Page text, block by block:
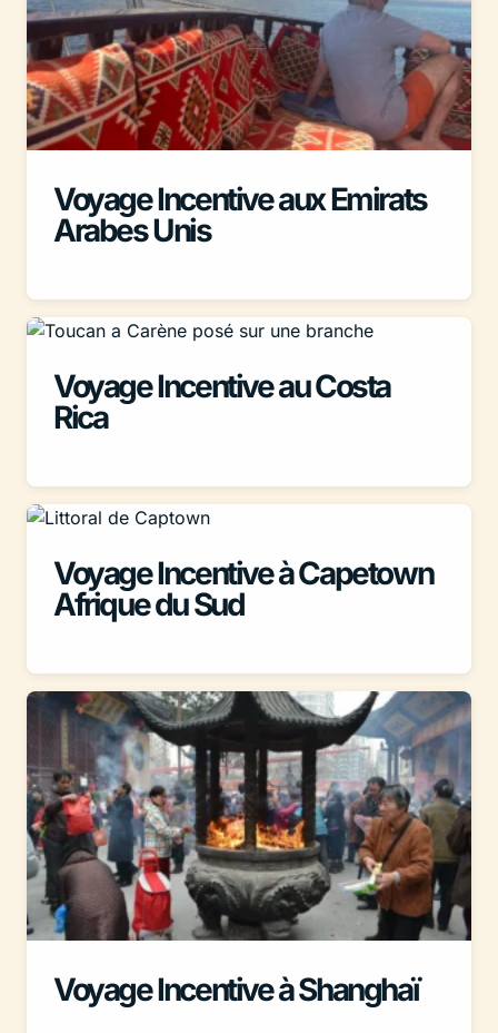
Voyage Incentive aux Emirats
Arabes Unis
Voyage Incentive au Costa
Rica
Voyage Incentive à Capetown
Afrique du Sud
Voyage Incentive à Shanghaï